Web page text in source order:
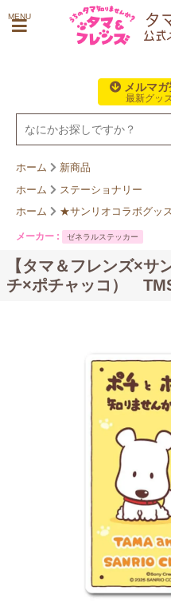
MENU
メルマ
最新グッ
ホーム
新商品
ホーム
ステーショナリー
ホーム
★サンリオコラボグッ
メーカー : ゼネラルステッカー
【タマ＆フレンズ×
チ×ポチャッコ）